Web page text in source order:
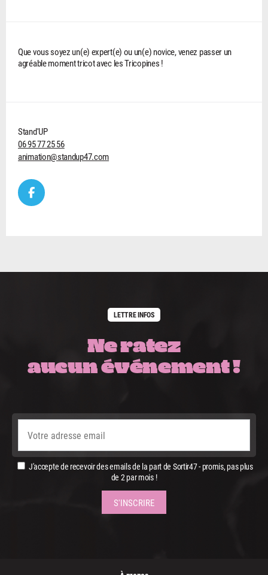
Que vous soyez un(e) expert(e) ou un(e) novice, venez passer un
agréable moment tricot avec les Tricopines !
Stand'UP
06 95 77 25 56
animation@standup47.com
LETTRE INFOS
Ne ratez
aucun événement !
J'accepte de recevoir des emails de la part de Sortir47 - promis, pas plus
de 2 par mois !